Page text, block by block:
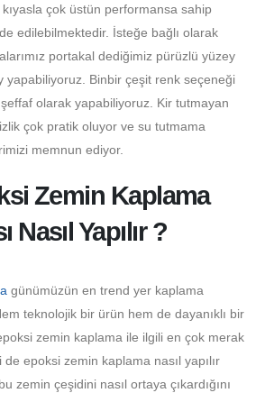
çok üstün performansa sahip
edilebilmektedir. İsteğe bağlı olarak
portakal dediğimiz pürüzlü yüzey
yapabiliyoruz. Binbir çeşit renk seçeneği
olarak yapabiliyoruz. Kir tutmayan
çok pratik oluyor ve su tutmama
memnun ediyor.
Zemin Kaplama
Nasıl Yapılır ?
günümüzün en trend yer kaplama
teknolojik bir ürün hem de dayanıklı bir
zemin kaplama ile ilgili en çok merak
epoksi zemin kaplama nasıl yapılır
zemin çeşidini nasıl ortaya çıkardığını